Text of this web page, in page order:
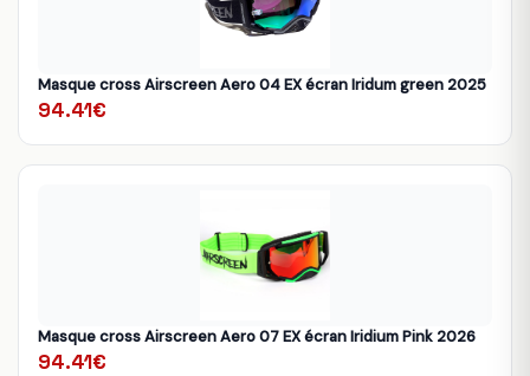
Masque cross Airscreen Aero 04 EX écran Iridum green 2025
94.41€
Masque cross Airscreen Aero 07 EX écran Iridium Pink 2026
94.41€